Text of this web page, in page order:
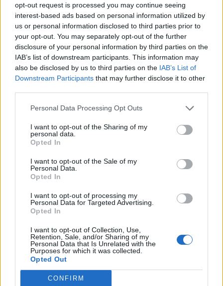
opt-out request is processed you may continue seeing
interest-based ads based on personal information utilized by
us or personal information disclosed to third parties prior to
your opt-out. You may separately opt-out of the further
disclosure of your personal information by third parties on the
IAB’s list of downstream participants. This information may
also be disclosed by us to third parties on the IAB’s List of
Downstream Participants that may further disclose it to other
Personal Data Processing Opt Outs
I want to opt-out of the Sharing of my
personal data.
Opted In
I want to opt-out of the Sale of my
Personal Data.
Opted In
I want to opt-out of processing my
Personal Data for Targeted Advertising.
Opted In
I want to opt-out of Collection, Use,
Retention, Sale, and/or Sharing of my
Personal Data that Is Unrelated with the
Purposes for which it was collected.
Opted Out
CONFIRM